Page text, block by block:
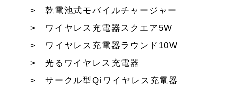
乾電池式モバイルチャージャー
ワイヤレス充電器スクエア5W
ワイヤレス充電器ラウンド10W
光るワイヤレス充電器
サークル型Qiワイヤレス充電器